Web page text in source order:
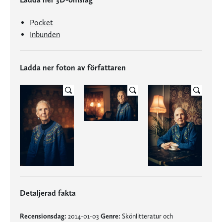
Pocket
Inbunden
Ladda ner foton av författaren
Detaljerad fakta
Recensionsdag: 2014-01-03 Genre: Skönlitteratur och